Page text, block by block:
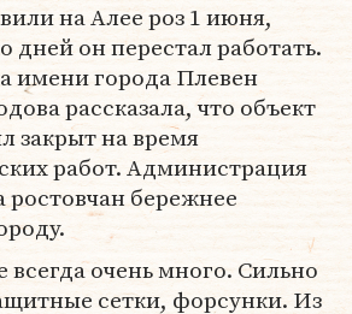
на Алее роз 1 июня,
дней он перестал работать.
имени города Плевен
рассказала, что объект
закрыт на время
работ. Администрация
ростовчан бережнее
всегда очень много. Сильно
сетки, форсунки. Из